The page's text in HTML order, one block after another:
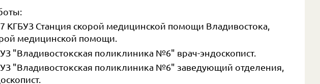
КГБУЗ Станция скорой медицинской помощи Владивостока,
медицинской помощи.
"Владивостокская поликлиника №6" врач-эндоскопист.
"Владивостокская поликлиника №6" заведующий отделения,